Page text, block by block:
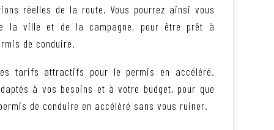
réelles de la route. Vous pourrez ainsi vous
la ville et de la campagne, pour être prêt à
de conduire.
tarifs attractifs pour le permis en accéléré.
à vos besoins et à votre budget, pour que
de conduire en accéléré sans vous ruiner.